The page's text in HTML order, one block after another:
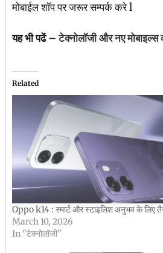
मोबाईल शॉप पर जरूर सम्पर्क करे l
यह भी पढें –टेक्नोलॉजी और नए
Related
Oppo k14 : स्मार्ट और स्टाइलिश अनुभव के लिए
March 10, 2026
In "टेक्नोलॉजी"